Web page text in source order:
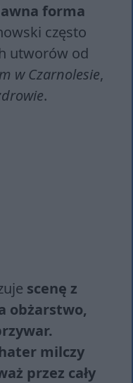
forma
często
utworów od
w Czarnolesie,
.
scenę z
obżarstwo,
milczy
przez cały